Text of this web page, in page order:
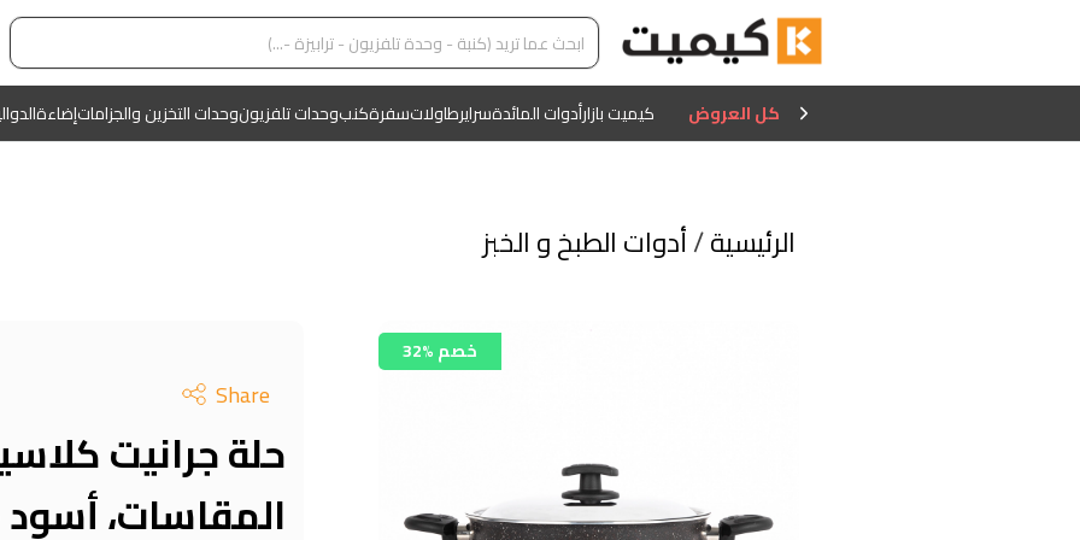
كل العروض كيميت بازارأدوات المائدةسرايرطاولاتسفرةكنبوحدات تلفزيونوحدات التخزين والجزاماتإضاءة
الرئيسية/أدوات الطبخ و الخبز
32% خصم
Share
حلة جرانيت